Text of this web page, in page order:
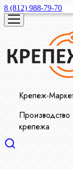
8 (812) 988-79-70
Крепеж-
Производство
крепежа